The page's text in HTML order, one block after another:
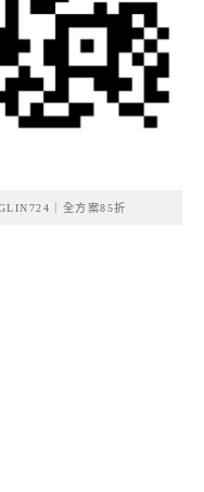
｜全方案85折